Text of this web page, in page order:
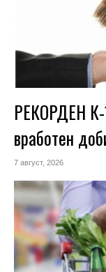
РЕКОРДЕН
вработен
7 август, 2026